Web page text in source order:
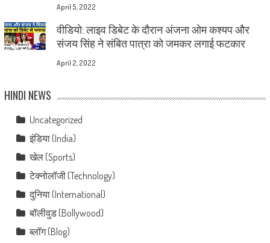
April 5, 2022
वीडियो: लाइव डिबेट के दौरान अंजना ओम कश्यप और
संजय सिंह ने संबित पात्रा को जमकर लगाई फटकार
April 2, 2022
HINDI NEWS
Uncategorized
इंडिया (India)
खेल (Sports)
टेक्नोलॉजी (Technology)
दुनिया (International)
बॉलीवुड (Bollywood)
ब्लॉग (Blog)